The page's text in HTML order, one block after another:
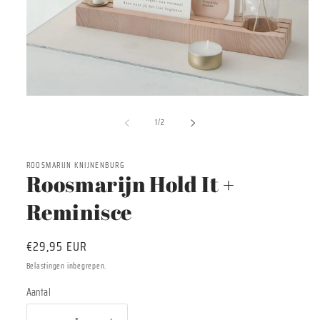
1/van
2
ROOSMARIJN KNIJNENBURG
Roosmarijn Hold It +
Reminisce
Normale
prijs
€29,95 EUR
Belastingen inbegrepen.
Aantal
Aantal